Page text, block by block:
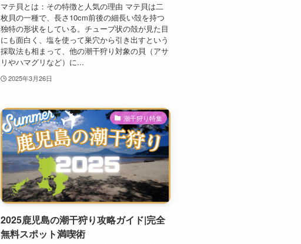
マテ貝とは：その特徴と人気の理由 マテ貝は二
枚貝の一種で、長さ10cm前後の細長い殻を持つ
独特の形状をしている。チューブ状の殻が見た目
にも面白く、塩を使って巣穴から引き出すという
採取法も相まって、他の潮干狩り対象の貝（アサ
リやハマグリなど）に...
2025年3月26日
潮干狩り特集
2025鹿児島の潮干狩り攻略ガイド|完全
無料スポット満喫術